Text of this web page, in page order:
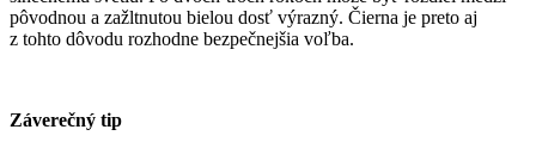
pôvodnou a zažltnutou bielou dosť výrazný. Čierna je preto aj
z tohto dôvodu rozhodne bezpečnejšia voľba.
Záverečný tip